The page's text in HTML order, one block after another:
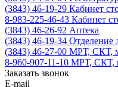
(3843) 46-19-29 Кабинет
8-983-225-46-43 Кабинет
(3843) 46-26-92 Аптека
(3843) 46-19-34 Отделение
(3843) 46-27-00 МРТ, СКТ,
8-960-907-11-10 МРТ, СКТ,
Заказать звонок
E-mail